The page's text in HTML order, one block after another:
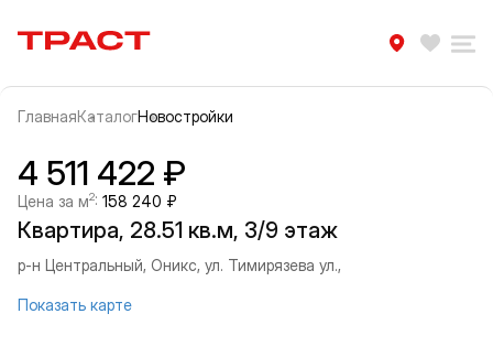
Траст | Служба недвижимости
ГлавнаяКаталогНовостройки
Информация об объекте
Галерея
4 511 422 ₽
Цена за м2: 158 240 ₽
Квартира, 28.51 кв.м, 3/9 этаж
р-н Центральный, Оникс, ул. Тимирязева ул.,
Показать карте